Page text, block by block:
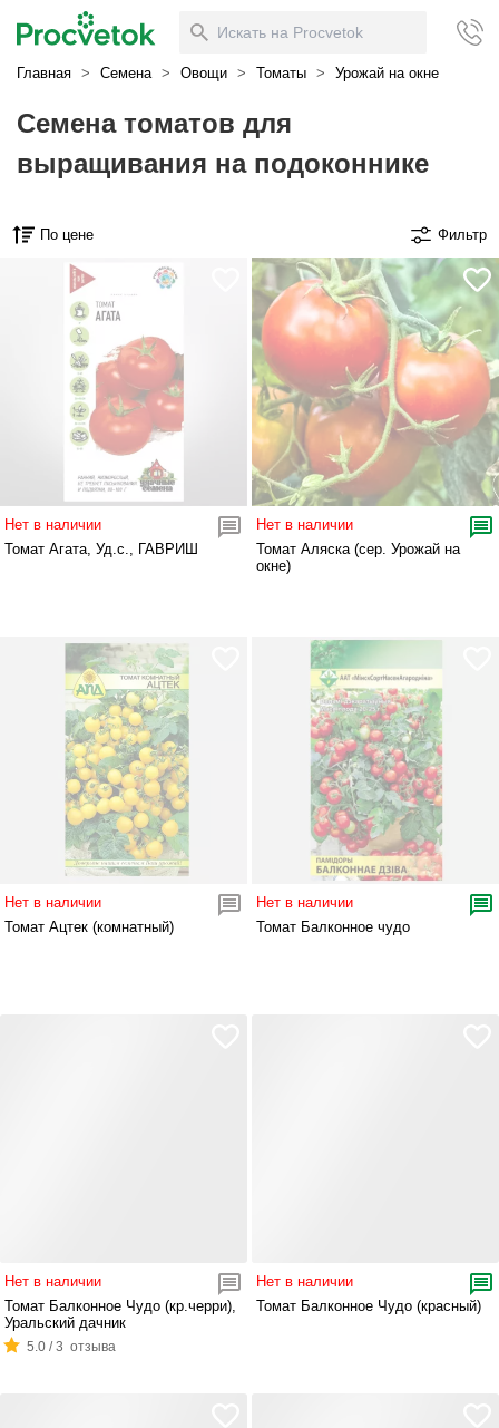
Главная > Семена > Овощи > Томаты > Урожай на окне
Семена томатов для
выращивания на подоконнике
По цене Фильтр
Нет в наличии
Томат Агата, Уд.с., ГАВРИШ
Нет в наличии
Томат Аляска (сер. Урожай на
окне)
Нет в наличии
Томат Ацтек (комнатный)
Нет в наличии
Томат Балконное чудо
Нет в наличии
Томат Балконное Чудо (кр.черри),
Уральский дачник
5.0 / 3 отзыва
Нет в наличии
Томат Балконное Чудо (красный)